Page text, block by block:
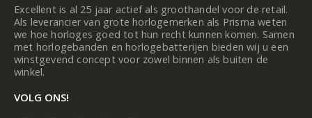
Excellent is al 25 jaar actief als groothandel voor de retail.
Als leverancier van grote horlogemerken als Prisma weten
we hoe horloges goed tot hun recht kunnen komen. Samen
met horlogebanden en horlogebatterijen bieden wij u een
winstgevend concept voor zowel binnen als buiten de
winkel.
VOLG ONS!